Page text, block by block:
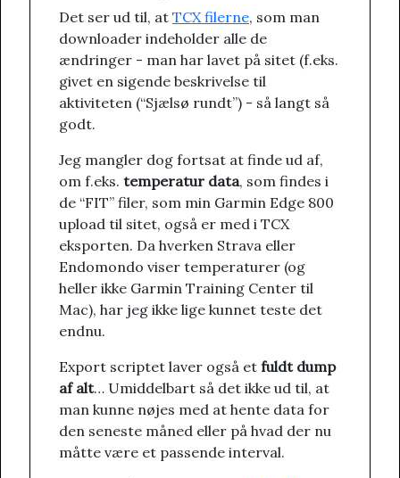
Det ser ud til, at TCX filerne, som man
downloader indeholder alle de
ændringer - man har lavet på sitet (f.eks.
givet en sigende beskrivelse til
aktiviteten (“Sjælsø rundt”) - så langt så
godt.
Jeg mangler dog fortsat at finde ud af,
om f.eks. temperatur data, som findes i
de “FIT” filer, som min Garmin Edge 800
upload til sitet, også er med i TCX
eksporten. Da hverken Strava eller
Endomondo viser temperaturer (og
heller ikke Garmin Training Center til
Mac), har jeg ikke lige kunnet teste det
endnu.
Export scriptet laver også et fuldt dump
af alt… Umiddelbart så det ikke ud til, at
man kunne nøjes med at hente data for
den seneste måned eller på hvad der nu
måtte være et passende interval.